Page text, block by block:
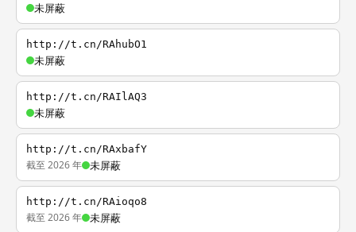
未屏蔽
http://t.cn/RAhubO1
未屏蔽
http://t.cn/RAIlAQ3
未屏蔽
http://t.cn/RAxbafY
截至 2026 年 未屏蔽
http://t.cn/RAioqo8
截至 2026 年 未屏蔽